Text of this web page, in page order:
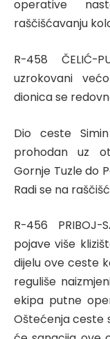
operative
raščišćavanju
R-458 ČELIĆ-
uzrokovani
dionica se
Dio ceste
prohodan uz
Gornje Tuzle do
Radi se na
R-456
pojave više
dijelu ove ceste
reguliše
ekipa putne
Oštećenja ceste